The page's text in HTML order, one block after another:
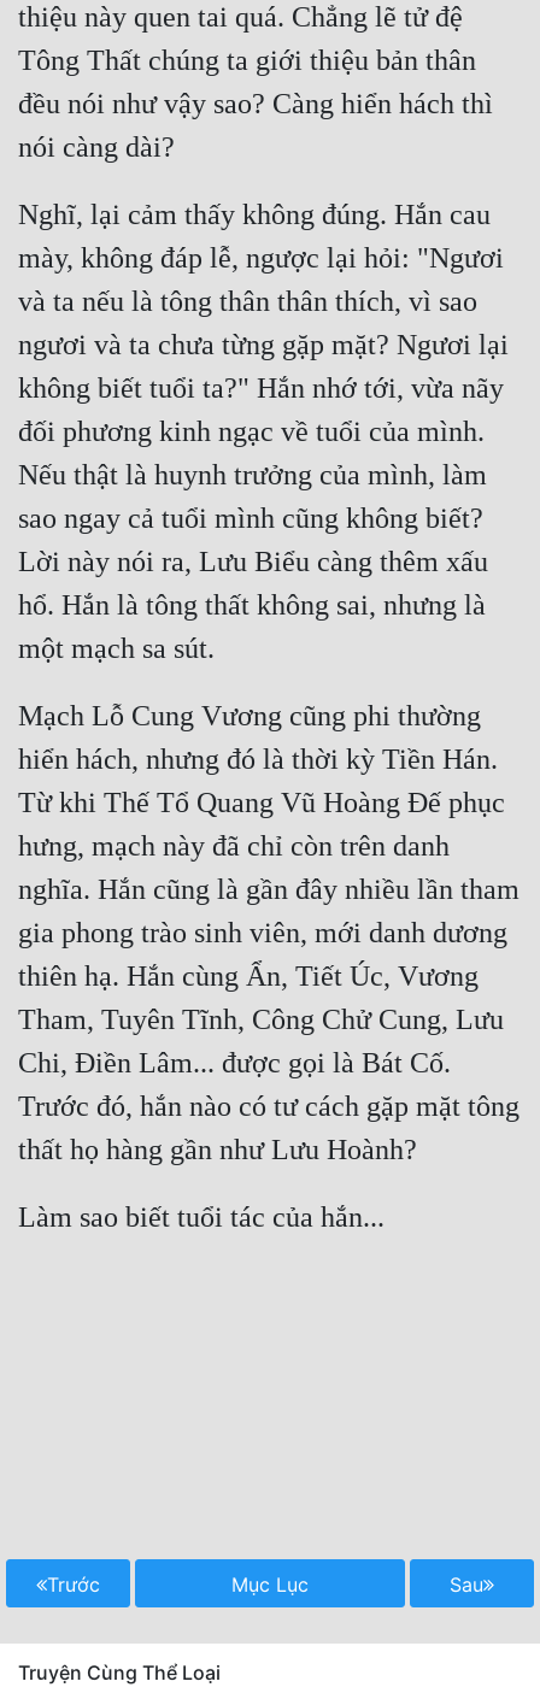
thiệu này quen tai quá. Chẳng lẽ tử đệ
Tông Thất chúng ta giới thiệu bản thân
đều nói như vậy sao? Càng hiển hách thì
Nghĩ, lại cảm thấy không đúng. Hắn cau
mày, không đáp lễ, ngược lại hỏi: "Ngươi
và ta nếu là tông thân thân thích, vì sao
ngươi và ta chưa từng gặp mặt? Ngươi lại
không biết tuổi ta?" Hắn nhớ tới, vừa nãy
đối phương kinh ngạc về tuổi của mình.
Nếu thật là huynh trưởng của mình, làm
sao ngay cả tuổi mình cũng không biết?
Lời này nói ra, Lưu Biểu càng thêm xấu
hổ. Hắn là tông thất không sai, nhưng là
Mạch Lỗ Cung Vương cũng phi thường
hiển hách, nhưng đó là thời kỳ Tiền Hán.
Từ khi Thế Tổ Quang Vũ Hoàng Đế phục
hưng, mạch này đã chỉ còn trên danh
nghĩa. Hắn cũng là gần đây nhiều lần tham
gia phong trào sinh viên, mới danh dương
thiên hạ. Hắn cùng Ẩn, Tiết Úc, Vương
Tham, Tuyên Tĩnh, Công Chử Cung, Lưu
Chi, Điền Lâm... được gọi là Bát Cố.
Trước đó, hắn nào có tư cách gặp mặt tông
Trước Mục Lục Sau
Truyện Cùng Thể Loại